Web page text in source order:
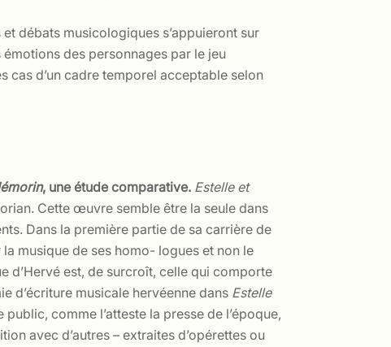
débats musicologiques s’appuieront sur
des personnages par le jeu
cas d’un cadre temporel acceptable selon
, une étude comparative. Estelle et
Cette œuvre semble être la seule dans
Dans la première partie de sa carrière de
musique de ses homo- logues et non le
d’Hervé est, de surcroît, celle qui comporte
d’écriture musicale hervéenne dans Estelle
comme l’atteste la presse de l’époque,
avec d’autres – extraites d’opérettes ou